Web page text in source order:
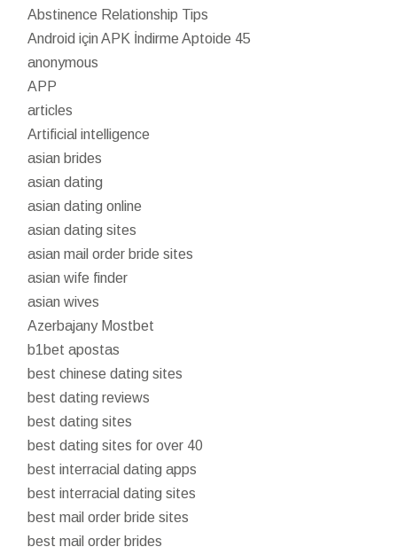
Abstinence Relationship Tips
Android için APK İndirme Aptoide 45
anonymous
APP
articles
Artificial intelligence
asian brides
asian dating
asian dating online
asian dating sites
asian mail order bride sites
asian wife finder
asian wives
Azerbajany Mostbet
b1bet apostas
best chinese dating sites
best dating reviews
best dating sites
best dating sites for over 40
best interracial dating apps
best interracial dating sites
best mail order bride sites
best mail order brides